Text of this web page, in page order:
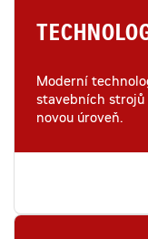
Moderní
stavebních strojů
novou úroveň.